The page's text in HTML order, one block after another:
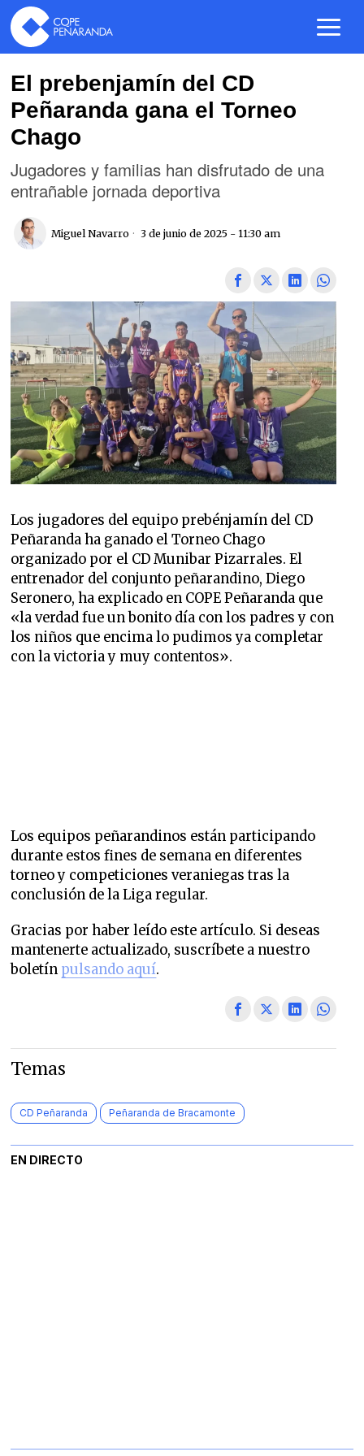
El prebenjamín del CD
Peñaranda gana el Torneo
Chago
Jugadores y familias han disfrutado de una
entrañable jornada deportiva
Miguel Navarro 3 de junio de 2025 - 11:30 am
Los jugadores del equipo prebénjamín del CD
Peñaranda ha ganado el Torneo Chago
organizado por el CD Munibar Pizarrales. El
entrenador del conjunto peñarandino, Diego
Seronero, ha explicado en COPE Peñaranda que
«la verdad fue un bonito día con los padres y con
los niños que encima lo pudimos ya completar
con la victoria y muy contentos».
Los equipos peñarandinos están participando
durante estos fines de semana en diferentes
torneo y competiciones veraniegas tras la
conclusión de la Liga regular.
Gracias por haber leído este artículo. Si deseas
mantenerte actualizado, suscríbete a nuestro
boletín pulsando aquí.
Temas
CD Peñaranda Peñaranda de Bracamonte
EN DIRECTO